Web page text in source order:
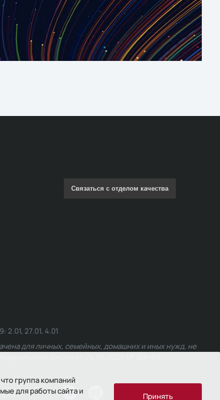
группа компаний
для работы сайта и
Принять
Связаться с отделом качества
27.01, 4.01
для личных, семейных, домашних и иных нужд, не